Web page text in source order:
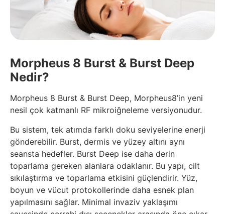
Morpheus 8 Burst & Burst Deep
Nedir?
Morpheus 8 Burst & Burst Deep, Morpheus8’in yeni
nesil çok katmanlı RF mikroiğneleme versiyonudur.
Bu sistem, tek atımda farklı doku seviyelerine enerji
gönderebilir. Burst, dermis ve yüzey altını aynı
seansta hedefler. Burst Deep ise daha derin
toparlama gereken alanlara odaklanır. Bu yapı, cilt
sıkılaştırma ve toparlama etkisini güçlendirir. Yüz,
boyun ve vücut protokollerinde daha esnek plan
yapılmasını sağlar. Minimal invaziv yaklaşımı